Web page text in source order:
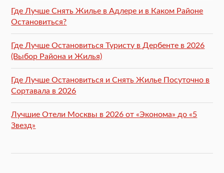
Где Лучше Снять Жилье в Адлере и в Каком Районе
Остановиться?
Где Лучше Остановиться Туристу в Дербенте в 2026
(Выбор Района и Жилья)
Где Лучше Остановиться и Снять Жилье Посуточно в
Сортавала в 2026
Лучшие Отели Москвы в 2026 от «Эконома» до «5
Звезд»